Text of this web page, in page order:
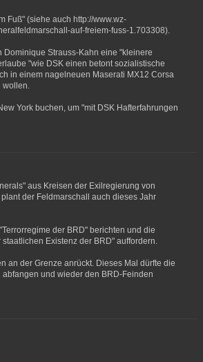
Fuß" (siehe auch http://www.wz-
auf-freiem-fuss-1.703308).
Dominique Strauss-Kahn eine "kleinere
"wie DSK einen betont sozialistische
in einem nagelneuen Maserati MX12 Corsa
wollen.
York buchen, um "mit DSK Hafterfahrungen
aus Kreisen der Exilregierung von
der Feldmarschall auch dieses Jahr
der BRD" berichten und die
Existenz der BRD" auffordern.
an der Grenze anrückt. Dieses Mal dürfte die
und wieder den BRD-Feinden